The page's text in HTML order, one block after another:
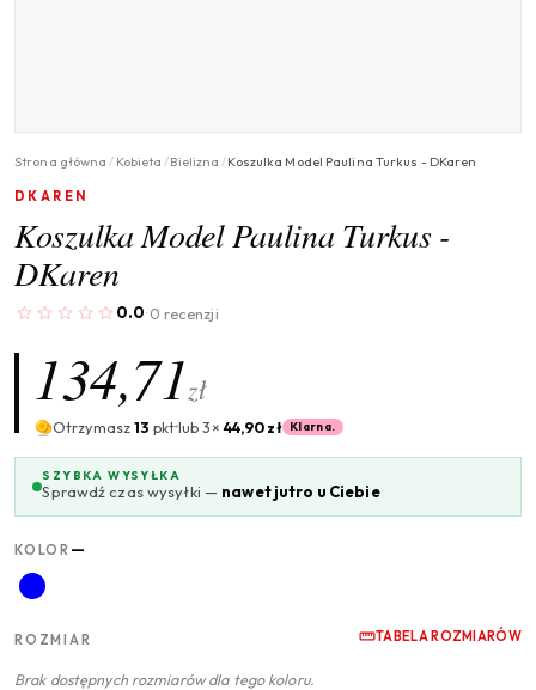
Strona główna / Kobieta /Bielizna /Koszulka Model Paulina Turkus - DKaren
DKAREN
Koszulka Model Paulina Turkus -
DKaren
0.0· 0 recenzji
134,71zł
Otrzymasz13 pktlub 3×44,90 zł Klarna.
SZYBKA WYSYŁKA
Sprawdź czas wysyłki — nawet jutro u Ciebie
KOLOR —
ROZMIAR TABELA ROZMIARÓW
Brak dostępnych rozmiarów dla tego koloru.